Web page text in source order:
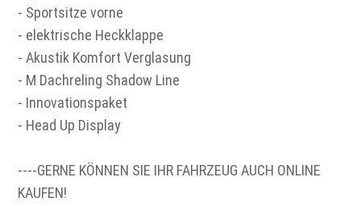
- Sportsitze vorne
- elektrische Heckklappe
- Akustik Komfort Verglasung
- M Dachreling Shadow Line
- Innovationspaket
- Head Up Display
----GERNE KÖNNEN SIE IHR FAHRZEUG AUCH ONLINE
KAUFEN!